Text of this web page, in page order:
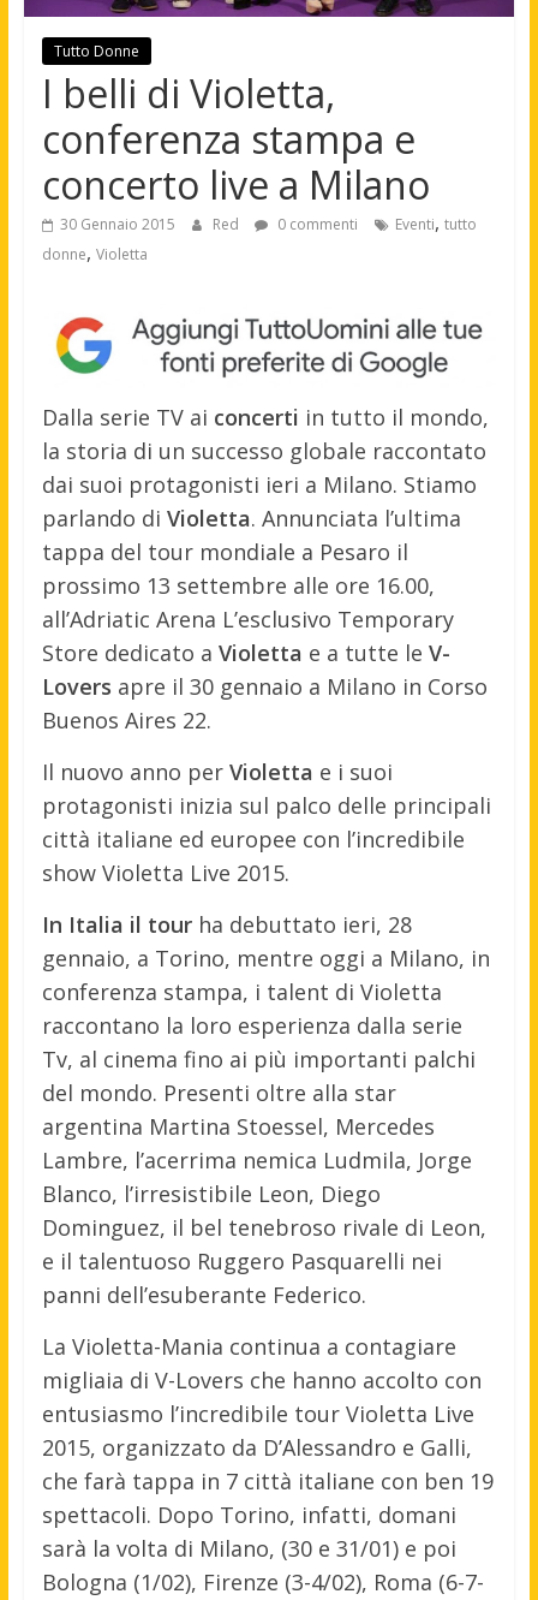
Tutto Donne
I belli di Violetta,
conferenza stampa e
concerto live a Milano
30 Gennaio 2015 Red 0 commenti Eventi, tutto
donne, Violetta
Dalla serie TV ai concerti in tutto il mondo,
la storia di un successo globale raccontato
dai suoi protagonisti ieri a Milano. Stiamo
parlando di Violetta. Annunciata l’ultima
tappa del tour mondiale a Pesaro il
prossimo 13 settembre alle ore 16.00,
all’Adriatic Arena L’esclusivo Temporary
Store dedicato a Violetta e a tutte le V-
Lovers apre il 30 gennaio a Milano in Corso
Buenos Aires 22.
Il nuovo anno per Violetta e i suoi
protagonisti inizia sul palco delle principali
città italiane ed europee con l’incredibile
show Violetta Live 2015.
In Italia il tourha debuttato ieri, 28
gennaio, a Torino, mentre oggi a Milano, in
conferenza stampa, i talent di Violetta
raccontano la loro esperienza dalla serie
Tv, al cinema fino ai più importanti palchi
del mondo. Presenti oltre alla star
argentina Martina Stoessel, Mercedes
Lambre, l’acerrima nemica Ludmila, Jorge
Blanco, l’irresistibile Leon, Diego
Dominguez, il bel tenebroso rivale di Leon,
e il talentuoso Ruggero Pasquarelli nei
panni dell’esuberante Federico.
La Violetta-Mania continua a contagiare
migliaia di V-Lovers che hanno accolto con
entusiasmo l’incredibile tour Violetta Live
2015, organizzato da D’Alessandro e Galli,
che farà tappa in 7 città italiane con ben 19
spettacoli. Dopo Torino, infatti, domani
sarà la volta di Milano, (30 e 31/01) e poi
Bologna (1/02), Firenze (3-4/02), Roma (6-7-